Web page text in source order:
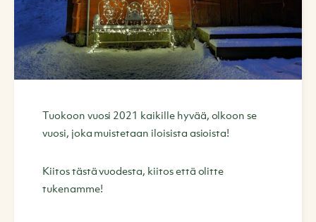
Tuokoon vuosi 2021 kaikille hyvää, olkoon se
vuosi, joka muistetaan iloisista asioista!
Kiitos tästä vuodesta, kiitos että olitte
tukenamme!